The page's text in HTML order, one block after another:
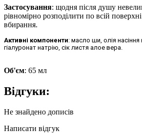
Застосування: щодня після душу
рівномірно розподілити по всій
вбирання.
Активні компоненти: масло ши, олія насіння
гіалуронат натрію, сік листя алое вера.
Об'єм: 65 мл
Відгуки:
Не знайдено дописів
Написати відгук